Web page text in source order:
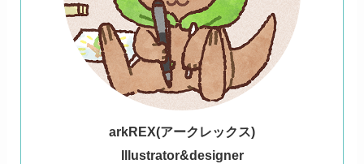
arkREX(アークレックス)
Illustrator&designer